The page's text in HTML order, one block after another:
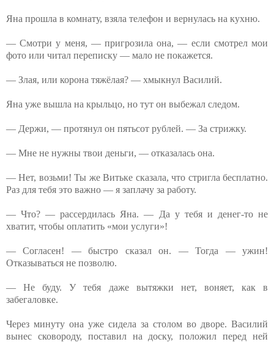
Яна прошла в комнату, взяла телефон и вернулась на кухню.
— Смотри у меня, — пригрозила она, — если смотрел мои
фото или читал переписку — мало не покажется.
— Злая, или корона тяжёлая? — хмыкнул Василий.
Яна уже вышла на крыльцо, но тут он выбежал следом.
— Держи, — протянул он пятьсот рублей. — За стрижку.
— Мне не нужны твои деньги, — отказалась она.
— Нет, возьми! Ты же Витьке сказала, что стригла бесплатно.
Раз для тебя это важно — я заплачу за работу.
— Что? — рассердилась Яна. — Да у тебя и денег-то не
хватит, чтобы оплатить «мои услуги»!
— Согласен! — быстро сказал он. — Тогда — ужин!
Отказываться не позволю.
— Не буду. У тебя даже вытяжки нет, воняет, как в
забегаловке.
Через минуту она уже сидела за столом во дворе. Василий
вынес сковороду, поставил на доску, положил перед ней